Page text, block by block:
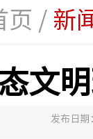
页 /新
文
发布日